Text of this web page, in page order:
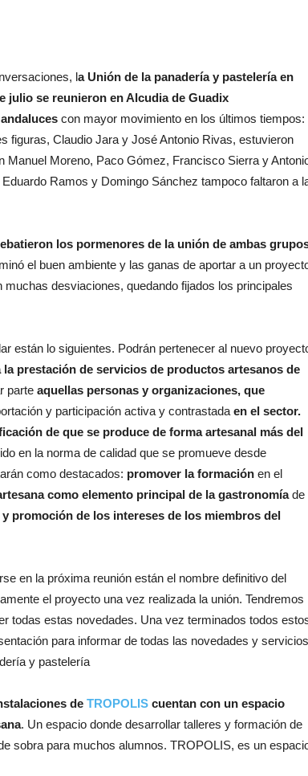
la Unión de la panadería y pastelería en
julio se reunieron en Alcudia de Guadix
con mayor movimiento en los últimos tiempos:
figuras, Claudio Jara y José Antonio Rivas, estuvieron
Moreno, Paco Gómez, Francisco Sierra y
Ramos y Domingo Sánchez tampoco faltaron a
los pormenores de la unión de ambas
el buen ambiente y las ganas de aportar a un
desviaciones, quedando fijados los principales
están lo siguientes. Podrán pertenecer al nuevo
prestación de servicios de productos artesanos de
parte aquellas personas y organizaciones, que
y participación activa y contrastada en el sector.
de que se produce de forma artesanal más del
en la norma de calidad que se promueve desde
como destacados: promover la formación en el
como elemento principal de la gastronomíade
y promoción de los intereses de los miembros del
en la próxima reunión están el nombre definitivo del
el proyecto una vez realizada la unión. Tendremos
todas estas novedades. Una vez terminados todos
para informar de todas las novedades y servicios
y pastelería
de TROPOLIS cuentan con un espacio
. Un espacio donde desarrollar talleres y formación de
sobra para muchos alumnos. TROPOLIS, es un